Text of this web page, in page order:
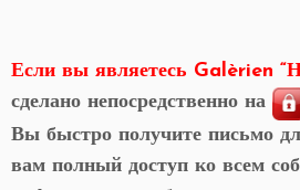
Если вы являетесь Galèrien
сделано непосредственно на
Вы быстро получите письмо
вам полный доступ ко всем